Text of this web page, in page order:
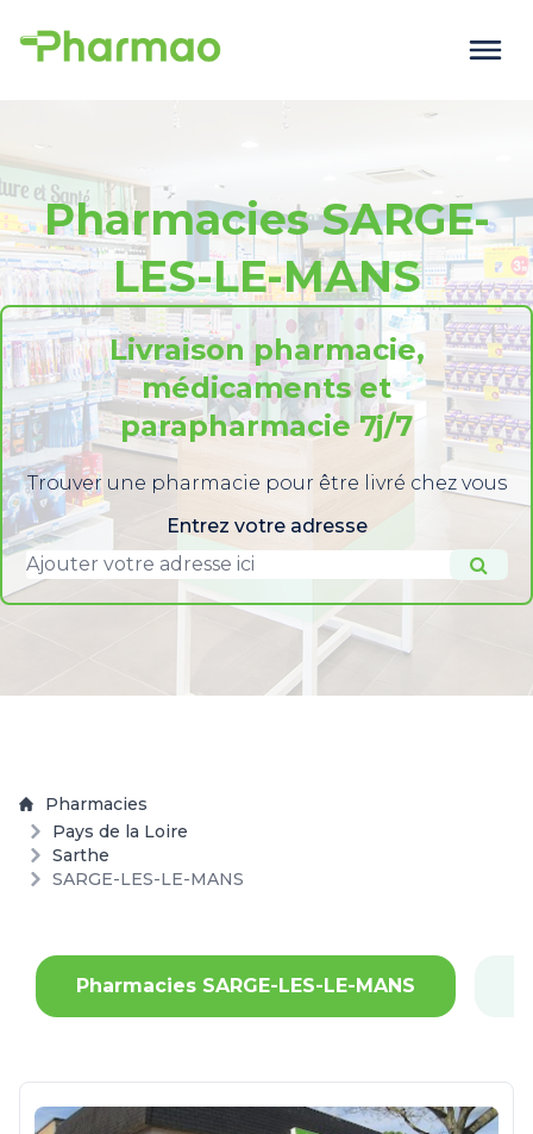
Pharmacies SARGE-
LES-LE-MANS
Livraison pharmacie,
médicaments et
parapharmacie 7j/7
Trouver une pharmacie pour être livré chez vous
Entrez votre adresse
Pharmacies
Pays de la Loire
Sarthe
SARGE-LES-LE-MANS
Pharmacies SARGE-LES-LE-MANS